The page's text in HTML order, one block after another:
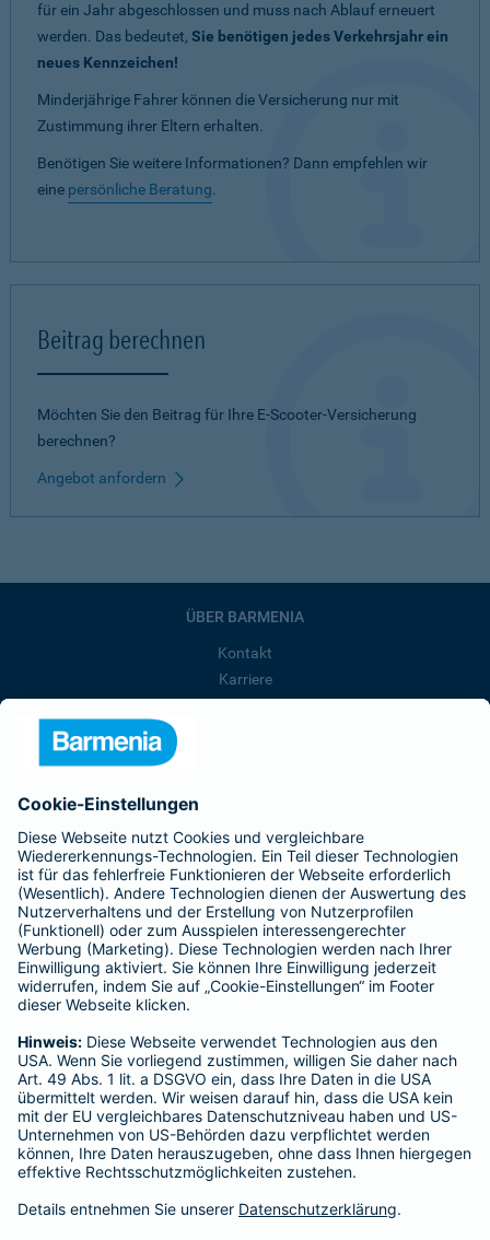
für ein Jahr abgeschlossen und muss nach Ablauf erneuert
werden. Das bedeutet, Sie benötigen jedes Verkehrsjahr ein
neues Kennzeichen!
Minderjährige Fahrer können die Versicherung nur mit
Zustimmung ihrer Eltern erhalten.
Benötigen Sie weitere Informationen? Dann empfehlen wir
eine persönliche Beratung.
Beitrag berechnen
Möchten Sie den Beitrag für Ihre E-Scooter-Versicherung
berechnen?
Angebot anfordern
ÜBER BARMENIA
Kontakt
Karriere
Barmenia ist Teil der BarmeniaGothaer
BELIEBTE SEITEN
Kranken-Zusatzversicherung
Tierversicherungen
Haftpflichtversicherung
Hausratversicherung
Adresse ändern
Schaden melden
Kilometerstandsmeldung
Serviceübersicht